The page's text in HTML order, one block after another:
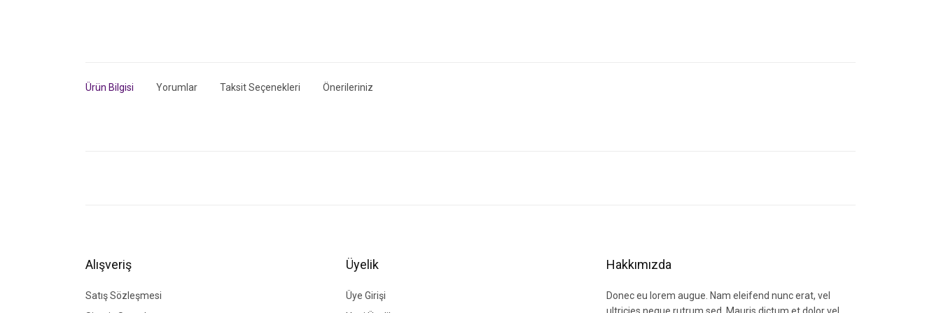
Ürün Bilgisi Yorumlar Taksit Seçenekleri Önerileriniz
Ürün fiyatı diğer sitelerden daha pahalı.
Bu ürüne benzer farklı alternatifler olmalı.
Alışveriş
Satış Sözleşmesi
Üyelik
Üye Girişi
Hakkımızda
Donec eu lorem augue. Nam eleifend nunc erat, vel